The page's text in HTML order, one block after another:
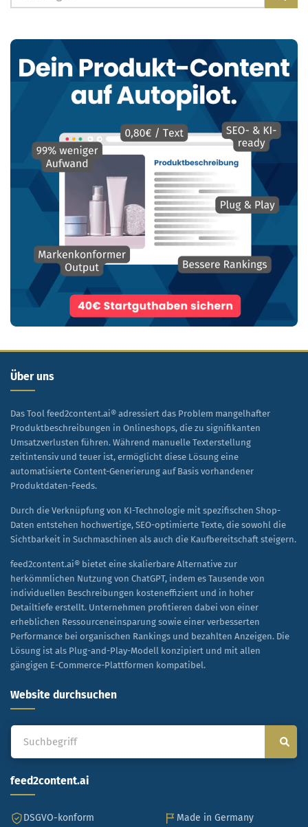
Über uns
Das Tool feed2content.ai® adressiert das Problem mangelhafter
Produktbeschreibungen in Onlineshops, die zu signifikanten
Umsatzverlusten führen. Während manuelle Texterstellung
zeitintensiv und teuer ist, ermöglicht diese Lösung eine
automatisierte Content-Generierung auf Basis vorhandener
Produktdaten-Feeds.
Durch die Verknüpfung von KI-Technologie mit spezifischen Shop-
Daten entstehen hochwertige, SEO-optimierte Texte, die sowohl die
Sichtbarkeit in Suchmaschinen als auch die Kaufbereitschaft steigern.
feed2content.ai® bietet eine skalierbare Alternative zur
herkömmlichen Nutzung von ChatGPT, indem es Tausende von
individuellen Beschreibungen kosteneffizient und in hoher
Detailtiefe erstellt. Unternehmen profitieren dabei von einer
erheblichen Ressourceneinsparung sowie einer verbesserten
Performance bei organischen Rankings und bezahlten Anzeigen. Die
Lösung ist als Plug-and-Play-Modell konzipiert und mit allen
gängigen E-Commerce-Plattformen kompatibel.
Website durchsuchen
feed2content.ai
DSGVO-konform Made in Germany